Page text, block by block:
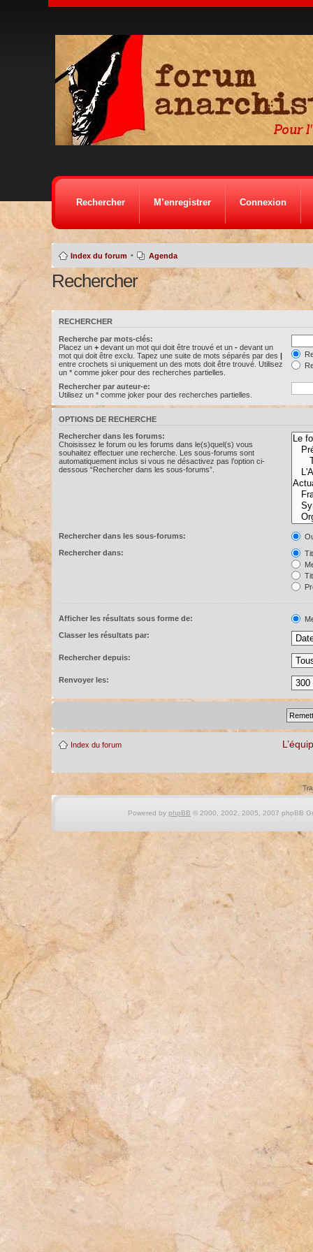
Rechercher M’enregistrer Connexion
Index du forum • Agenda
Rechercher
RECHERCHER
Recherche par mots-clés:
Placez un +devant un mot qui doit être trouvé et un -devant un
mot qui doit être exclu. Tapez une suite de mots séparés par des |
entre crochets si uniquement un des mots doit être trouvé. Utilisez
un * comme joker pour des recherches partielles.
Rechercher par auteur-e:
Utilisez un * comme joker pour des recherches partielles.
OPTIONS DE RECHERCHE
Rechercher dans les forums:
Choisissez le forum ou les forums dans le(s)quel(s) vous
souhaitez effectuer une recherche. Les sous-forums sont
automatiquement inclus si vous ne désactivez pas l’option ci-
dessous “Rechercher dans les sous-forums”.
Rechercher dans les sous-forums:
Rechercher dans:
Afficher les résultats sous forme de:
Classer les résultats par:
Rechercher depuis:
Renvoyer les:
Index du forum
Powered by phpBB © 2000, 2002, 2005, 2007 phpBB